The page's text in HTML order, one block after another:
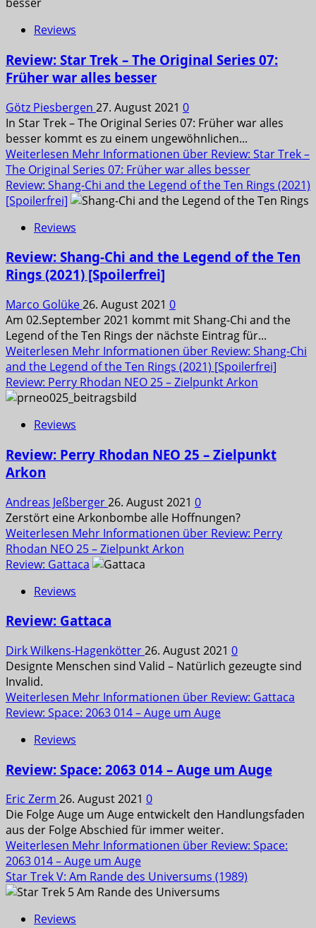
Reviews
Review: Star Trek – The Original Series 07:
Früher war alles besser
Götz Piesbergen 27. August 2021 0
In Star Trek – The Original Series 07: Früher war alles
besser kommt es zu einem ungewöhnlichen...
Weiterlesen Mehr Informationen über Review: Star Trek –
The Original Series 07: Früher war alles besser
Review: Shang-Chi and the Legend of the Ten Rings (2021)
[Spoilerfrei]
Reviews
Review: Shang-Chi and the Legend of the Ten
Rings (2021) [Spoilerfrei]
Marco Golüke26. August 2021 0
Am 02.September 2021 kommt mit Shang-Chi and the
Legend of the Ten Rings der nächste Eintrag für...
Weiterlesen Mehr Informationen über Review: Shang-Chi
and the Legend of the Ten Rings (2021) [Spoilerfrei]
Review: Perry Rhodan NEO 25 – Zielpunkt Arkon
Reviews
Review: Perry Rhodan NEO 25 – Zielpunkt
Arkon
Andreas Jeßberger26. August 2021 0
Zerstört eine Arkonbombe alle Hoffnungen?
Weiterlesen Mehr Informationen über Review: Perry
Rhodan NEO 25 – Zielpunkt Arkon
Review: Gattaca
Reviews
Review: Gattaca
Dirk Wilkens-Hagenkötter26. August 2021 0
Designte Menschen sind Valid – Natürlich gezeugte sind
Invalid.
Weiterlesen Mehr Informationen über Review: Gattaca
Review: Space: 2063 014 – Auge um Auge
Reviews
Review: Space: 2063 014 – Auge um Auge
Eric Zerm 26. August 2021 0
Die Folge Auge um Auge entwickelt den Handlungsfaden
aus der Folge Abschied für immer weiter.
Weiterlesen Mehr Informationen über Review: Space:
2063 014 – Auge um Auge
Star Trek V: Am Rande des Universums (1989)
Reviews